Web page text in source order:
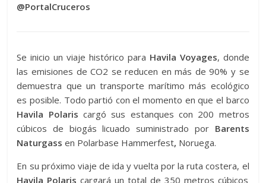
@PortalCruceros
Se inicio un viaje histórico para Havila Voyages, donde
las emisiones de CO2 se reducen en más de 90% y se
demuestra que un transporte marítimo más ecológico
es posible. Todo partió con el momento en que el barco
Havila Polaris cargó sus estanques con 200 metros
cúbicos de biogás licuado suministrado por Barents
Naturgass en Polarbase Hammerfest, Noruega.
En su próximo viaje de ida y vuelta por la ruta costera, el
Havila Polaris cargará un total de 350 metros cúbicos